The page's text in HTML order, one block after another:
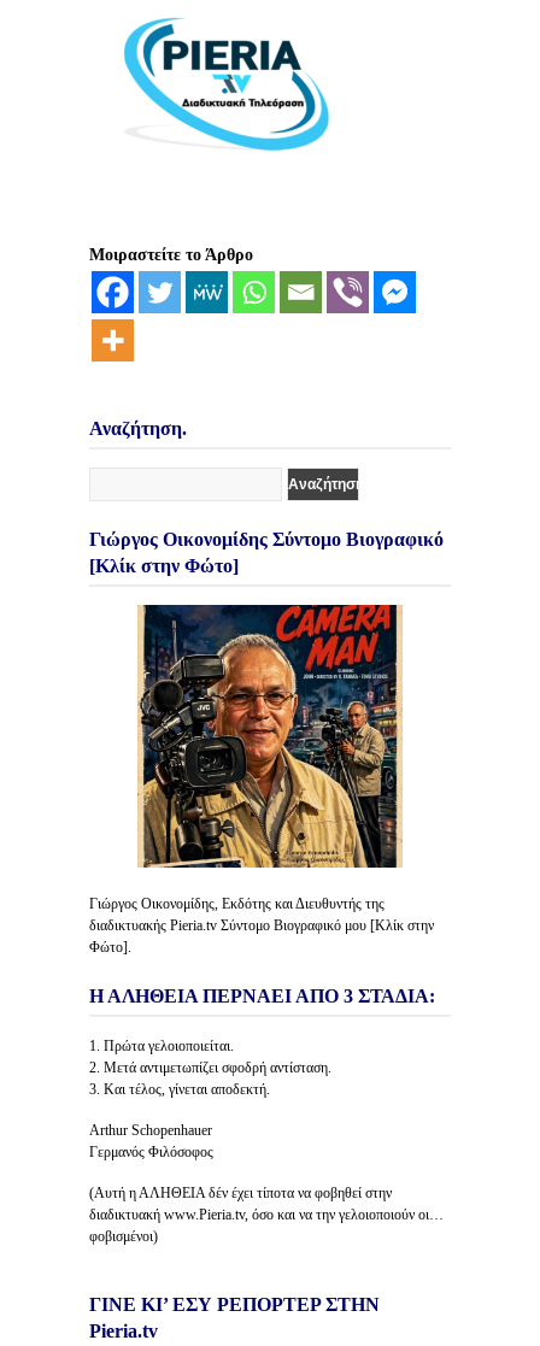
Μοιραστείτε το Άρθρο
Αναζήτηση.
Γιώργος Οικονομίδης Σύντομο Βιογραφικό
[Κλίκ στην Φώτο]
Γιώργος Οικονομίδης, Εκδότης και Διευθυντής της
διαδικτυακής Pieria.tv Σύντομο Βιογραφικό μου [Κλίκ στην
Φώτο].
Η ΑΛΗΘΕΙΑ ΠΕΡΝΑΕΙ ΑΠΟ 3 ΣΤΑΔΙΑ:
1. Πρώτα γελοιοποιείται.
2. Μετά αντιμετωπίζει σφοδρή αντίσταση.
3. Και τέλος, γίνεται αποδεκτή.
Arthur Schopenhauer
Γερμανός Φιλόσοφος
(Αυτή η ΑΛΗΘΕΙΑ δέν έχει τίποτα να φοβηθεί στην
διαδικτυακή www.Pieria.tv, όσο και να την γελοιοποιούν οι…
φοβισμένοι)
ΓΙΝΕ ΚΙ’ ΕΣΥ ΡΕΠΟΡΤΕΡ ΣΤΗΝ
Pieria.tv